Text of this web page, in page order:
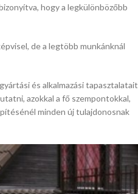
hogy a legkülönbözőbb
de a legtöbb munkánknál
és alkalmazási tapasztalatait
azokkal a fő szempontokkal,
minden új tulajdonosnak